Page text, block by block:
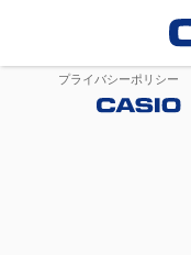
プライバシーポリシー